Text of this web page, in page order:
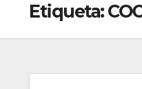
Etiqueta: